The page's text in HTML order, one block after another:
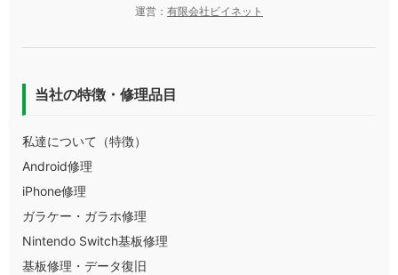
運営： 有限会社ビイネット
当社の特徴・修理品目
私達について（特徴）
Android修理
iPhone修理
ガラケー・ガラホ修理
Nintendo Switch基板修理
基板修理・データ復旧